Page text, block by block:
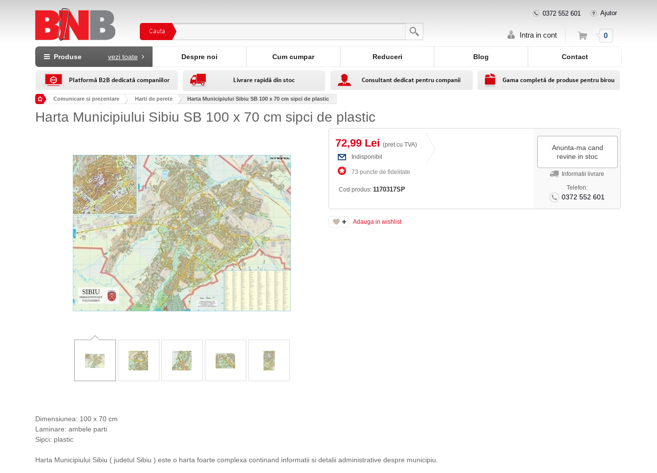
Cauta
0372 552 601 Ajutor
Intra in cont Cos 0
Produse vezi toate Despre noi Cum cumpar Reduceri Blog Contact
Platformă B2B dedicată companiilor Livrare rapidă din stoc Consultant dedicat pentru companii Gama completă de produse pentru birou
Comunicare si prezentare Harti de perete Harta Municipiului Sibiu SB 100 x 70 cm sipci de plastic
Harta Municipiului Sibiu SB 100 x 70 cm sipci de plastic
72,99 Lei (pret cu TVA)
Indisponibil
73 puncte de fidelitate
Cod produs: 1170317SP
Anunta-ma cand
revine in stoc
Informatii livrare
Telefon:
0372 552 601
Adauga in wishlist
Dimensiunea: 100 x 70 cm
Laminare: ambele parti
Sipci: plastic
Harta Municipiului Sibiu ( judetul Sibiu ) este o harta foarte complexa continand informatii si detalii administrative despre municipiu.